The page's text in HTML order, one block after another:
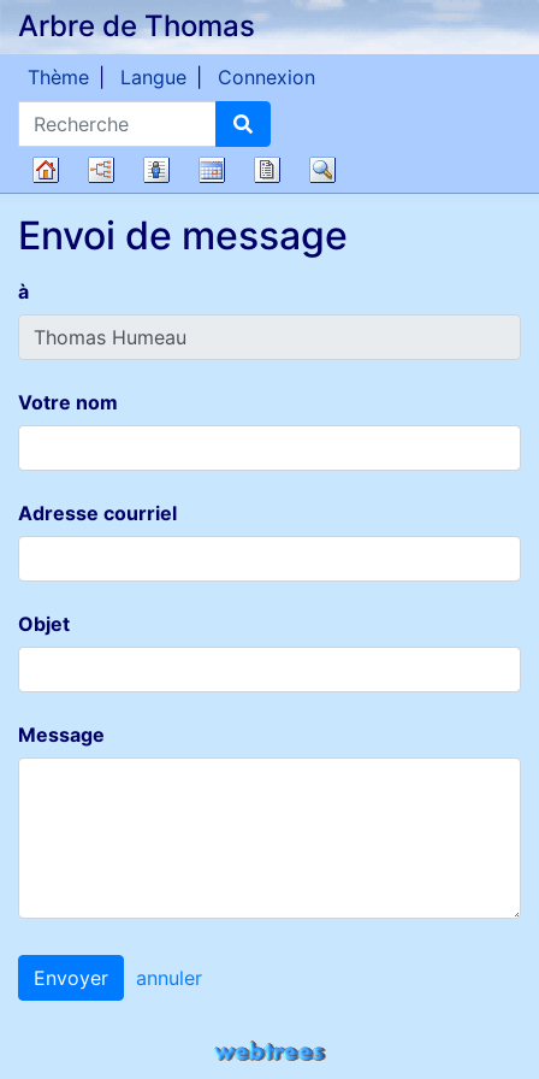
Passer au contenu
Arbre de Thomas
Recherche
Thème Langue Connexion
généalogique
Diagrammes
Listes CalendrierRapports
Envoi de message
à
Votre nom
Adresse courriel
Objet
Message
Envoyer annuler